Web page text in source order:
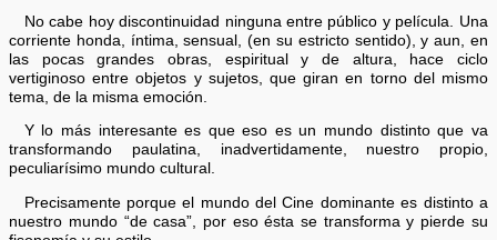
No cabe hoy discontinuidad ninguna entre público y película. Una
corriente honda, íntima, sensual, (en su estricto sentido), y aun, en
las pocas grandes obras, espiritual y de altura, hace ciclo
vertiginoso entre objetos y sujetos, que giran en torno del mismo
tema, de la misma emoción.
Y lo más interesante es que eso es un mundo distinto que va
transformando paulatina, inadvertidamente, nuestro propio,
peculiarísimo mundo cultural.
Precisamente porque el mundo del Cine dominante es distinto a
nuestro mundo “de casa”, por eso ésta se transforma y pierde su